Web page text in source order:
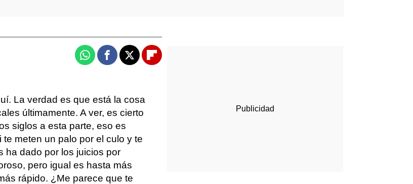
WhatsappFacebook
X Flipboard
La verdad es que está la cosa
últimamente. A ver, es cierto
siglos a esta parte, eso es
meten un palo por el culo y te
ha dado por los juicios por
pero igual es hasta más
rápido. ¿Me parece que te